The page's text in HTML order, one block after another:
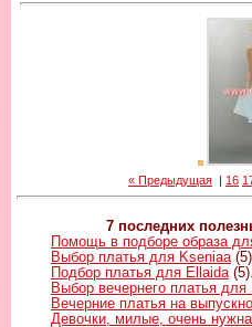
« Предыдущая | 16
7 последних
Помощь в подборе образа
Выбор платья для Kseniaa
Подбор платья для Ellaida
Выбор вечернего платья для
Вечерние платья на
Девочки, милые, очень